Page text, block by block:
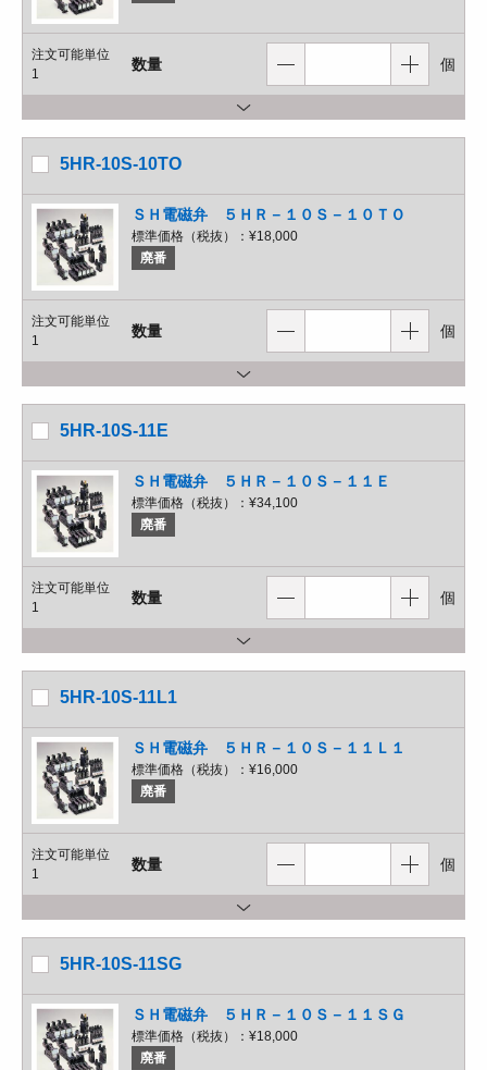
注文可能単位
1
数量 個
5HR-10S-10TO
ＳＨ電磁弁 ５ＨＲ－１０Ｓ－１０ＴＯ
標準価格（税抜）： ¥18,000
廃番
注文可能単位
1
数量 個
5HR-10S-11E
ＳＨ電磁弁 ５ＨＲ－１０Ｓ－１１Ｅ
標準価格（税抜）： ¥34,100
廃番
注文可能単位
1
数量 個
5HR-10S-11L1
ＳＨ電磁弁 ５ＨＲ－１０Ｓ－１１Ｌ１
標準価格（税抜）： ¥16,000
廃番
注文可能単位
1
数量 個
5HR-10S-11SG
ＳＨ電磁弁 ５ＨＲ－１０Ｓ－１１ＳＧ
標準価格（税抜）： ¥18,000
廃番